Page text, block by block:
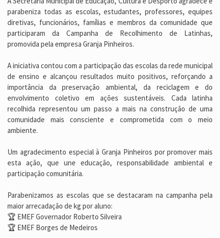
parabeniza todas as escolas, estudantes, professores, equipes
diretivas, funcionários, famílias e membros da comunidade que
participaram da Campanha de Recolhimento de Latinhas,
promovida pela empresa Granja Pinheiros.
A iniciativa contou com a participação das escolas da rede municipal
de ensino e alcançou resultados muito positivos, reforçando a
importância da preservação ambiental, da reciclagem e do
envolvimento coletivo em ações sustentáveis. Cada latinha
recolhida representou um passo a mais na construção de uma
comunidade mais consciente e comprometida com o meio
ambiente.
Um agradecimento especial à Granja Pinheiros por promover mais
esta ação, que une educação, responsabilidade ambiental e
participação comunitária.
Parabenizamos as escolas que se destacaram na campanha pela
maior arrecadação de kg por aluno:
🏆 EMEF Governador Roberto Silveira
🏆 EMEF Borges de Medeiros